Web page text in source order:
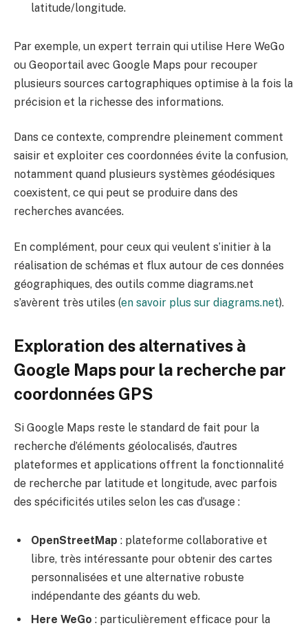
latitude/longitude.
Par exemple, un expert terrain qui utilise Here WeGo
ou Geoportail avec Google Maps pour recouper
plusieurs sources cartographiques optimise à la fois la
précision et la richesse des informations.
Dans ce contexte, comprendre pleinement comment
saisir et exploiter ces coordonnées évite la confusion,
notamment quand plusieurs systèmes géodésiques
coexistent, ce qui peut se produire dans des
recherches avancées.
En complément, pour ceux qui veulent s’initier à la
réalisation de schémas et flux autour de ces données
géographiques, des outils comme diagrams.net
s’avèrent très utiles (en savoir plus sur diagrams.net).
Exploration des alternatives à
Google Maps pour la recherche par
coordonnées GPS
Si Google Maps reste le standard de fait pour la
recherche d’éléments géolocalisés, d’autres
plateformes et applications offrent la fonctionnalité
de recherche par latitude et longitude, avec parfois
des spécificités utiles selon les cas d’usage :
OpenStreetMap : plateforme collaborative et
libre, très intéressante pour obtenir des cartes
personnalisées et une alternative robuste
indépendante des géants du web.
Here WeGo : particulièrement efficace pour la